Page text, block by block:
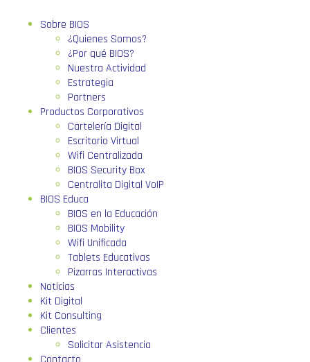
Sobre BIOS
¿Quienes Somos?
¿Por qué BIOS?
Nuestra Actividad
Estrategia
Partners
Productos Corporativos
Cartelería Digital
Escritorio Virtual
Wifi Centralizada
BIOS Security Box
Centralita Digital VoIP
BIOS Educa
BIOS en la Educación
BIOS Mobility
Wifi Unificada
Tablets Educativas
Pizarras Interactivas
Noticias
Kit Digital
Kit Consulting
Clientes
Solicitar Asistencia